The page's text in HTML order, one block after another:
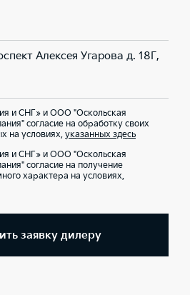
Алексея Угарова д. 18Г,
и СНГ» и ООО "Оскольская
согласие на обработку своих
на условиях, указанных здесь
и СНГ» и ООО "Оскольская
согласие на получение
характера на условиях,
заявку дилеру